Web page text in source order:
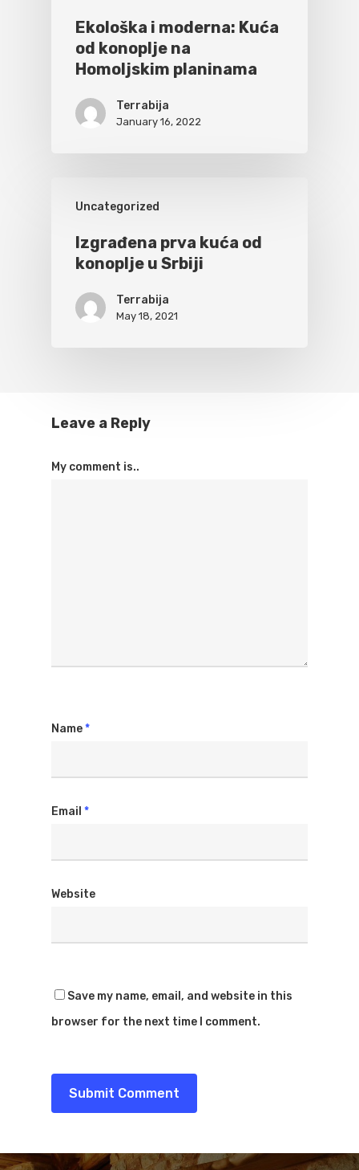
Ekološka i moderna: Kuća
od konoplje na
Homoljskim planinama
Terrabija
January 16, 2022
Uncategorized
Izgrađena prva kuća od
konoplje u Srbiji
Terrabija
May 18, 2021
Leave a Reply
My comment is..
Name*
Email *
Website
Save my name, email, and website in this
browser for the next time I comment.